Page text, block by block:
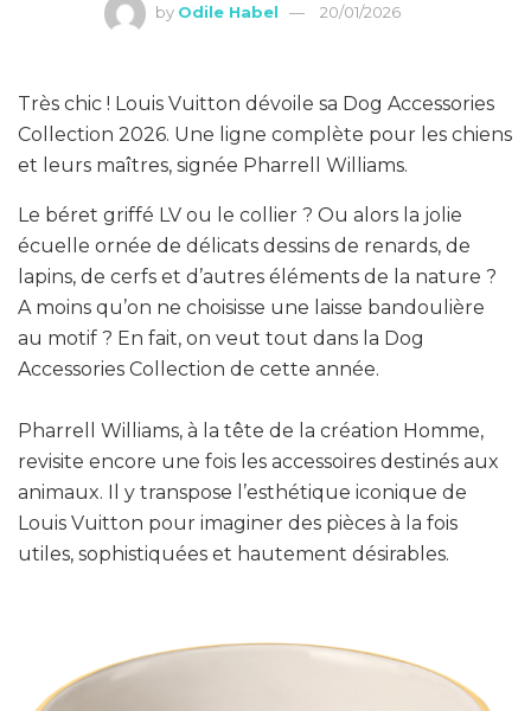
by Odile Habel 20/01/2026
Très chic ! Louis Vuitton dévoile sa Dog Accessories
Collection 2026. Une ligne complète pour les chiens
et leurs maîtres, signée Pharrell Williams.
Le béret griffé LV ou le collier ? Ou alors la jolie
écuelle ornée de délicats dessins de renards, de
lapins, de cerfs et d’autres éléments de la nature ?
A moins qu’on ne choisisse une laisse bandoulière
au motif ? En fait, on veut tout dans la Dog
Accessories Collection de cette année.
Pharrell Williams, à la tête de la création Homme,
revisite encore une fois les accessoires destinés aux
animaux. Il y transpose l’esthétique iconique de
Louis Vuitton pour imaginer des pièces à la fois
utiles, sophistiquées et hautement désirables.